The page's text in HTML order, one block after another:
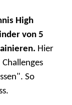
High
von 5
Hier
So